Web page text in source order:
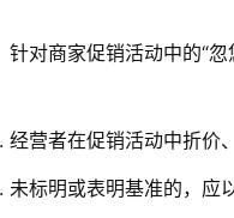
针对商家促销活动中的“忽
经营者在促销活动中折价
未标明或表明基准的，应